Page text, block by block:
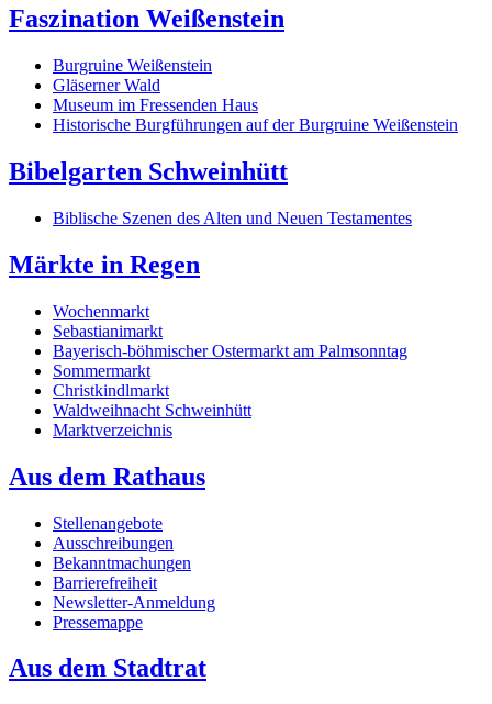
Faszination Weißenstein
Burgruine Weißenstein
Gläserner Wald
Museum im Fressenden Haus
Historische Burgführungen auf der Burgruine Weißenstein
Bibelgarten Schweinhütt
Biblische Szenen des Alten und Neuen Testamentes
Märkte in Regen
Wochenmarkt
Sebastianimarkt
Bayerisch-böhmischer Ostermarkt am Palmsonntag
Sommermarkt
Christkindlmarkt
Waldweihnacht Schweinhütt
Marktverzeichnis
Aus dem Rathaus
Stellenangebote
Ausschreibungen
Bekanntmachungen
Barrierefreiheit
Newsletter-Anmeldung
Pressemappe
Aus dem Stadtrat